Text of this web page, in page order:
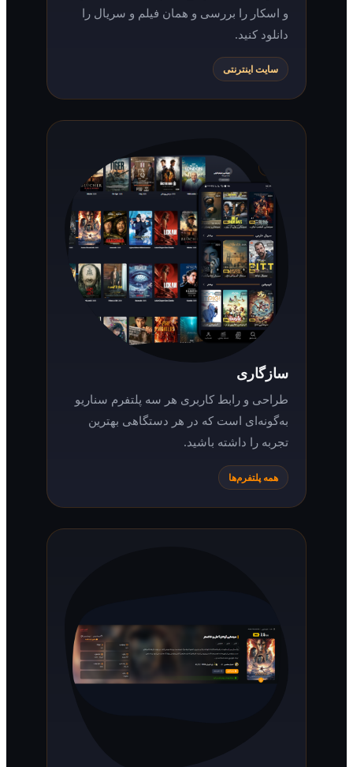
و اسکار را بررسی و همان فیلم و سریال را
سایت اینترنتی
طراحی و رابط کاربری هر سه پلتفرم سناریو
به‌گونه‌ای است که در هر دستگاهی بهترین
تجربه را داشته باشید.
همه پلتفرم‌ها